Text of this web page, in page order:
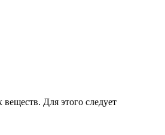
Для этого следует